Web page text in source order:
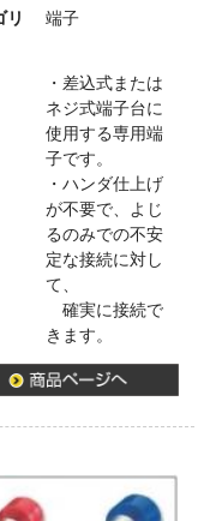
リ
端子
・差込式または
ネジ式端子台に
使用する専用端
子です。
・ハンダ仕上げ
が不要で、よじ
るのみでの不安
定な接続に対し
て、
確実に接続で
きます。